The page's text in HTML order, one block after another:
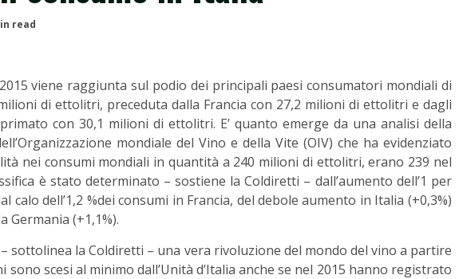
read
viene raggiunta sul podio dei principali paesi consumatori mondiali di
di ettolitri, preceduta dalla Francia con 27,2 milioni di ettolitri e dagli
con 30,1 milioni di ettolitri. E’ quanto emerge da una analisi della
mondiale del Vino e della Vite (OIV) che ha evidenziato
nei consumi mondiali in quantità a 240 milioni di ettolitri, erano 239 nel
è stato determinato – sostiene la Coldiretti – dall’aumento dell’1 per
calo dell’1,2 %dei consumi in Francia, del debole aumento in Italia (+0,3%)
Germania (+1,1%).
sottolinea la Coldiretti – una vera rivoluzione del mondo del vino a partire
sono scesi al minimo dall’Unità d’Italia anche se nel 2015 hanno registrato